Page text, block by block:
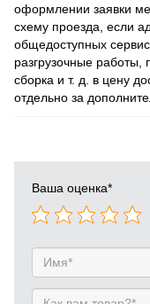
оформлении заявки
схему проезда, если
общедоступных
разгрузочные работы,
сборка и т. д. в цену
отдельно за
Ваша оценка*